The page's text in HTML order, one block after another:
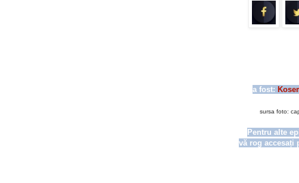
a fost:
sursa foto:
Pentru alte
vă rog accesați